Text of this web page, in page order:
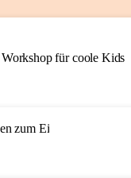
für coole Kids
zum Ei